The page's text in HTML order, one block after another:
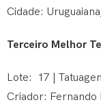
Cidade:
Terceiro Melhor
Lote: 17 |
Criador: Fernando